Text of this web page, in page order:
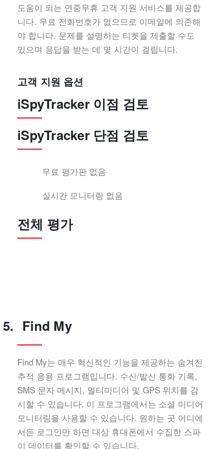
도움이 되는 연중무휴 고객 지원 서비스를 제공합
니다. 무료 전화번호가 없으므로 이메일에 의존해
야 합니다. 문제를 설명하는 티켓을 제출할 수도
있으며 응답을 받는 데 몇 시간이 걸립니다.
고객 지원 옵션
iSpyTracker 이점 검토
iSpyTracker 단점 검토
무료 평가판 없음
실시간 모니터링 없음
전체 평가
Find My
Find My는 매우 혁신적인 기능을 제공하는 숨겨진
추적 응용 프로그램입니다. 수신/발신 통화 기록,
SMS 문자 메시지, 멀티미디어 및 GPS 위치를 감
시할 수 있습니다. 이 프로그램에서는 소셜 미디어
모니터링을 사용할 수 있습니다. 원하는 곳 어디에
서든 로그인만 하면 대상 휴대폰에서 수집한 스파
이 데이터를 확인할 수 있습니다.